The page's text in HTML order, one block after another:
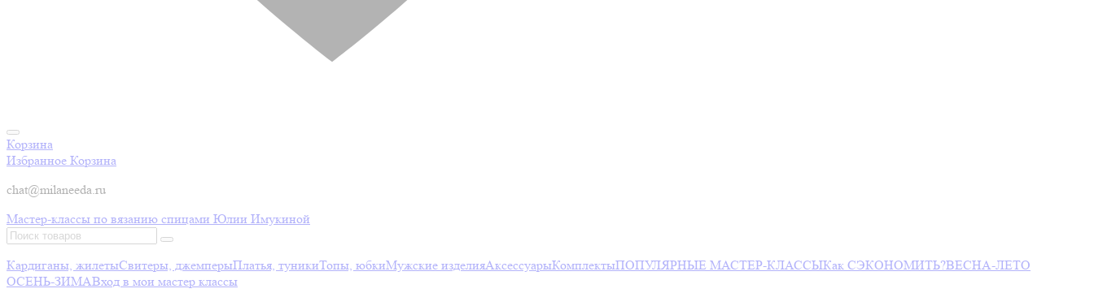
Корзина
Избранное Корзина
chat@milaneeda.ru
Мастер-классы по вязанию спицами Юлии Имукиной
Кардиганы, жилетыСвитеры, джемперыПлатья, туникиТопы, юбкиМужские изделияАксессуарыКомплектыПОПУЛЯРНЫЕ МАСТЕР-КЛАССЫКак СЭКОНОМИТЬ?ВЕСНА-ЛЕТО
ОСЕНЬ-ЗИМАВход в мои мастер классы